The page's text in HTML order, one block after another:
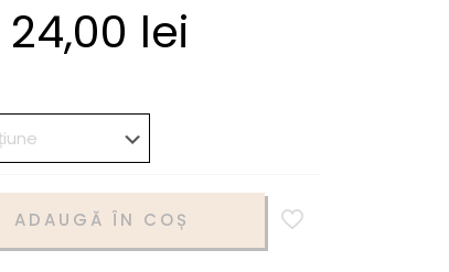
24,00 lei
ADAUGĂ ÎN COȘ